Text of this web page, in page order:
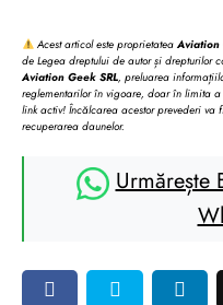
Acest articol este proprietateaAviation
de Legea dreptului de autor și drepturilor
Aviation Geek SRL, preluarea
reglementarilor în vigoare, doar în limita a
link activ! Încălcarea acestor prevederi
recuperarea daunelor.
Urmărește